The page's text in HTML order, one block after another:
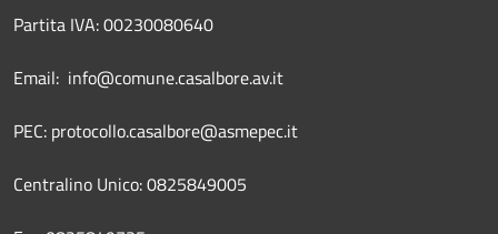
Partita IVA: 00230080640
Email: info@comune.casalbore.av.it
PEC: protocollo.casalbore@asmepec.it
Centralino Unico: 0825849005